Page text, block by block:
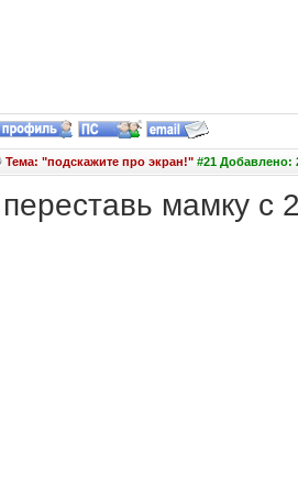
Тема: "подскажите про экран!"#21 Добавлено:
переставь мамку с